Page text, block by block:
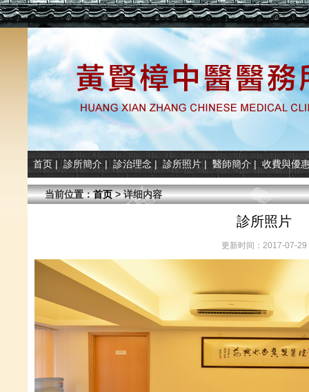
首页 | 診所簡介 | 診治理念 | 診所照片 | 醫師簡介 | 收費與優
当前位置：首页> 详细内容
診所照片
更新时间：2017-07-29